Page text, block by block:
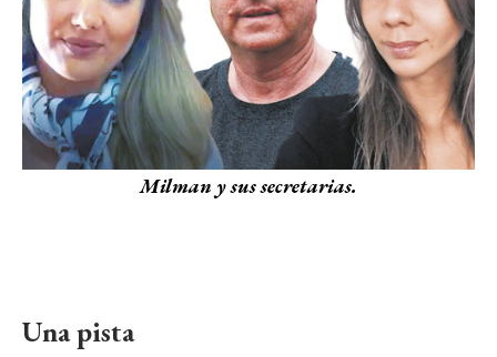
Milman y sus secretarias.
Una pista